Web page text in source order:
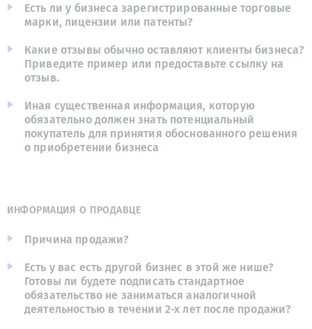
Есть ли у бизнеса зарегистрированные торговые
марки, лицензии или патенты?
Какие отзывы обычно оставляют клиенты бизнеса?
Приведите пример или предоставьте ссылку на
отзыв.
Иная существенная информация, которую
обязательно должен знать потенциальный
покупатель для принятия обоснованного решения
о приобретении бизнеса
ИНФОРМАЦИЯ О ПРОДАВЦЕ
Причина продажи?
Есть у вас есть другой бизнес в этой же нише?
Готовы ли будете подписать стандартное
обязательство не заниматься аналогичной
деятельностью в течении 2-х лет после продажи?